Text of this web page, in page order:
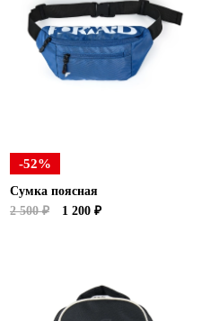
-52%
Сумка поясная
2 500 ₽
1 200 ₽